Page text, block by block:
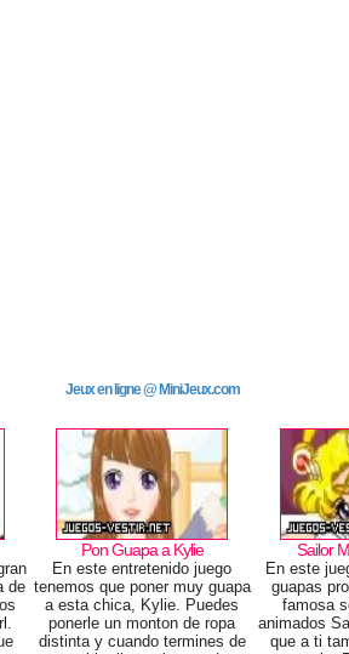
Jeux en ligne @ MiniJeux.com
de
Pon Guapa a Kylie
En este entretenido juego
tenemos que poner muy guapa
a esta chica, Kylie. Puedes
ponerle un monton de ropa
distinta y cuando termines de
Sailor
En este
guapas
famosa
animados
que a ti